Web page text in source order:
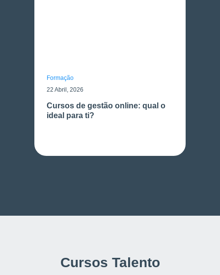
Formação
22 Abril, 2026
Cursos de gestão online: qual o
ideal para ti?
Cursos Talento